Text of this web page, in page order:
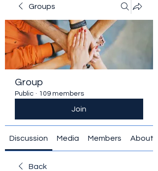
Groups
Group
Public · 109 members
Join
Discussion Media Members About
Back